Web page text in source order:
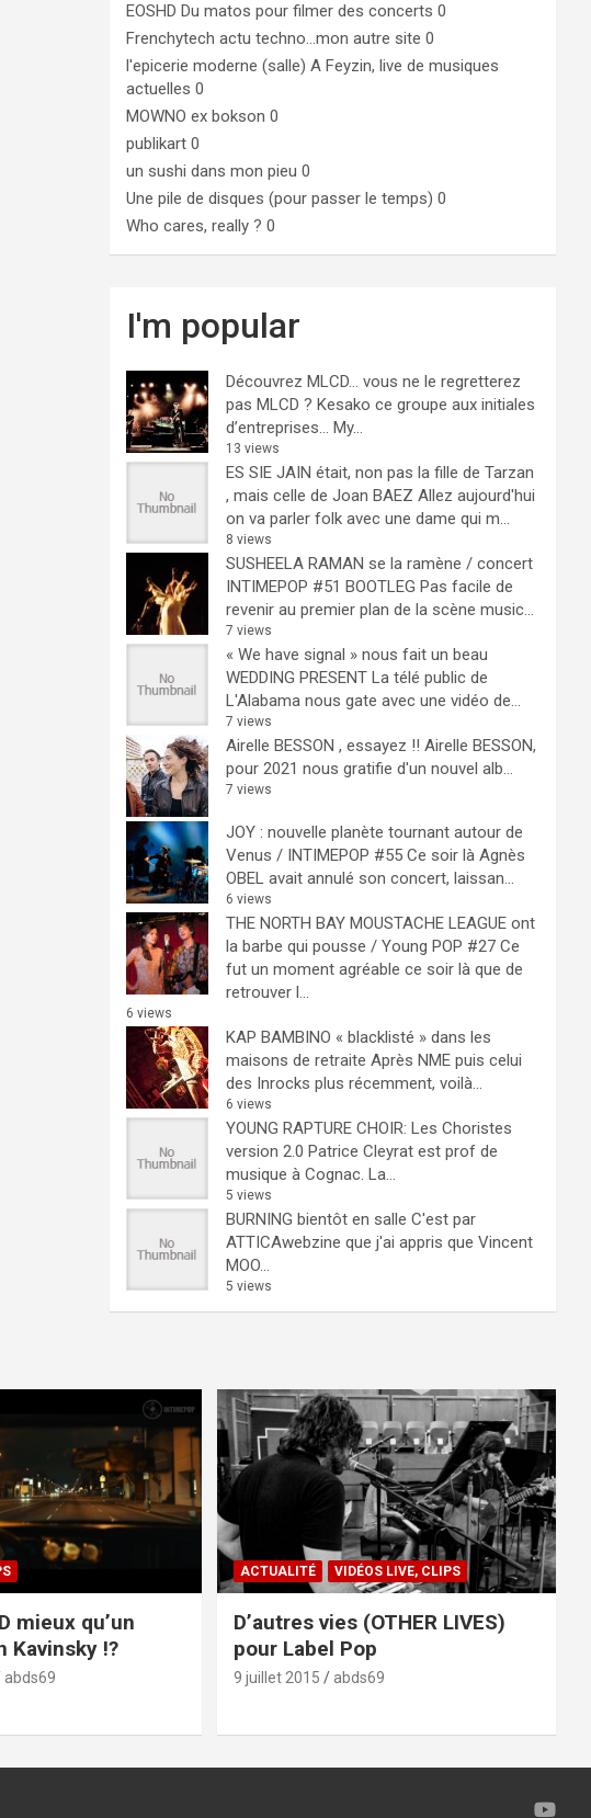
EOSHD Du matos pour filmer des concerts 0
Frenchytech actu techno…mon autre site 0
l'epicerie moderne (salle) A Feyzin, live de musiques
actuelles 0
MOWNO ex bokson 0
publikart 0
un sushi dans mon pieu 0
Une pile de disques (pour passer le temps) 0
Who cares, really ? 0
I'm popular
Découvrez MLCD… vous ne le regretterez
pas MLCD ? Kesako ce groupe aux initiales
d’entreprises… My...
13 views
ES SIE JAIN était, non pas la fille de Tarzan
, mais celle de Joan BAEZ Allez aujourd'hui
on va parler folk avec une dame qui m...
8 views
SUSHEELA RAMAN se la ramène / concert
INTIMEPOP #51 BOOTLEG Pas facile de
revenir au premier plan de la scène music...
7 views
« We have signal » nous fait un beau
WEDDING PRESENT La télé public de
L'Alabama nous gate avec une vidéo de...
7 views
Airelle BESSON , essayez !! Airelle BESSON,
pour 2021 nous gratifie d'un nouvel alb...
7 views
JOY : nouvelle planète tournant autour de
Venus / INTIMEPOP #55 Ce soir là Agnès
OBEL avait annulé son concert, laissan...
6 views
THE NORTH BAY MOUSTACHE LEAGUE ont
la barbe qui pousse / Young POP #27 Ce
fut un moment agréable ce soir là que de
retrouver l...
6 views
KAP BAMBINO « blacklisté » dans les
maisons de retraite Après NME puis celui
des Inrocks plus récemment, voilà...
6 views
YOUNG RAPTURE CHOIR: Les Choristes
version 2.0 Patrice Cleyrat est prof de
musique à Cognac. La...
5 views
BURNING bientôt en salle C'est par
ATTICAwebzine que j'ai appris que Vincent
MOO...
5 views
mieux qu’un
Kavinsky !?
abds69
ACTUALITÉ VIDÉOS LIVE, CLIPS
D’autres vies (OTHER LIVES)
pour Label Pop
9 juillet 2015 abds69